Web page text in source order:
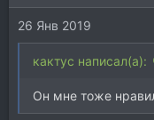
и
:26 Янв 2019
кактус написал(а):
Он мне тоже